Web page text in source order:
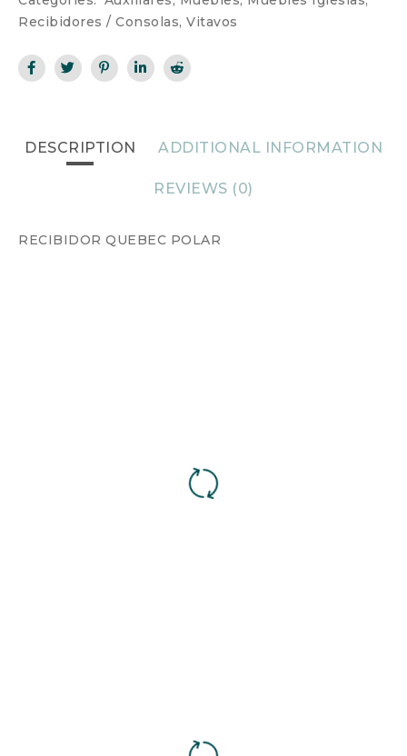
Recibidores / Consolas, Vitavos
DESCRIPTION ADDITIONAL INFORMATION
REVIEWS (0)
RECIBIDOR QUEBEC POLAR